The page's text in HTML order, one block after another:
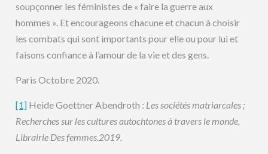
soupçonner les féministes de « faire la guerre aux
hommes ». Et encourageons chacune et chacun à choisir
les combats qui sont importants pour elle ou pour lui et
faisons confiance à l’amour de la vie et des gens.
Paris Octobre 2020.
[1] Heide Goettner Abendroth : Les sociétés matriarcales ;
Recherches sur les cultures autochtones à travers le monde,
Librairie Des femmes.2019.